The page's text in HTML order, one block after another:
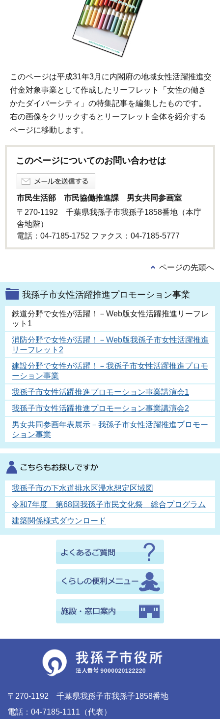
このページは平成31年3月に内閣府の地域女性活躍推進交
付金対象事業として作成したリーフレット「女性の働き
かたダイバーシティ」の特集記事を編集したものです。
右の画像をクリックするとリーフレット全体を紹介する
ページに移動します。
このページについてのお問い合わせは
市民生活部 市民協働推進課 男女共同参画室
〒270-1192 千葉県我孫子市我孫子1858番地（本庁
舎地階）
電話：04-7185-1752 ファクス：04-7185-5777
ページの先頭へ
我孫子市女性活躍推進プロモーション事業
鉄道分野で女性が活躍！－Web版女性活躍推進リーフレ
ット1
消防分野で女性が活躍！－Web版我孫子市女性活躍推進
リーフレット2
建設分野で女性が活躍！－我孫子市女性活躍推進プロモ
ーション事業
我孫子市女性活躍推進プロモーション事業講演会1
我孫子市女性活躍推進プロモーション事業講演会2
男女共同参画年表展示－我孫子市女性活躍推進プロモー
ション事業
我孫子市の下水道排水区浸水想定区域図
令和7年度 第68回我孫子市民文化祭 総合プログラム
建築関係様式ダウンロード
〒270-1192 千葉県我孫子市我孫子1858番地
電話：04-7185-1111（代表）